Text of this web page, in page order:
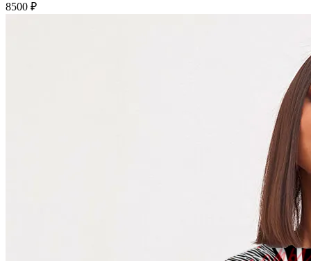
8500 ₽